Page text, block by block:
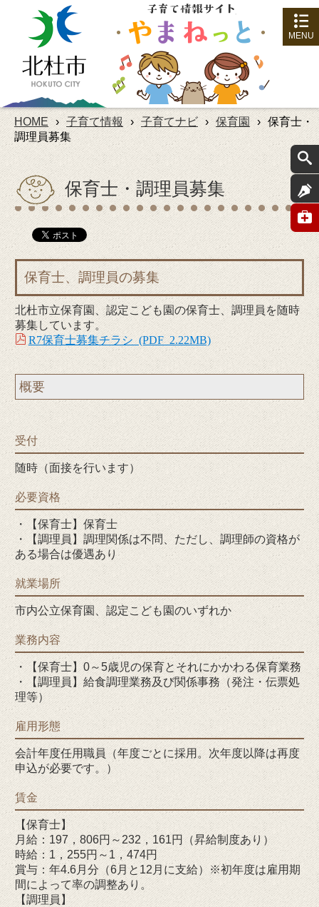
MENU
HOME › 子育て情報 › 子育てナビ › 保育園 › 保育士・
調理員募集
保育士・調理員募集
保育士、調理員の募集
北杜市立保育園、認定こども園の保育士、調理員を随時
募集しています。
R7保育士募集チラシ (PDF 2.22MB)
概要
受付
随時（面接を行います）
必要資格
・【保育士】保育士
・【調理員】調理関係は不問、ただし、調理師の資格が
ある場合は優遇あり
就業場所
市内公立保育園、認定こども園のいずれか
業務内容
・【保育士】0～5歳児の保育とそれにかかわる保育業務
・【調理員】給食調理業務及び関係事務（発注・伝票処
理等）
雇用形態
会計年度任用職員（年度ごとに採用。次年度以降は再度
申込が必要です。）
賃金
【保育士】
月給：197，806円～232，161円（昇給制度あり）
時給：1，255円～1，474円
賞与：年4.6月分（6月と12月に支給）※初年度は雇用期
間によって率の調整あり。
【調理員】